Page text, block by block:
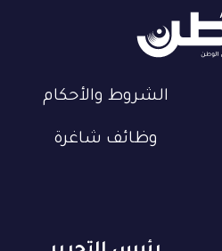
الشروط والأحكام
وظائف شاغرة